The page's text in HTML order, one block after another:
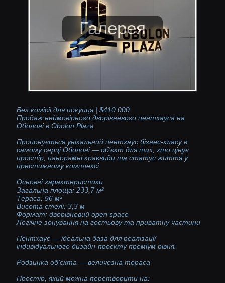
Без комісії для покупця | $410 000
Продаж неймовірного дворівневого пентхауса на
Оболоні в Obolon Plaza
Пропонується унікальний пентхаус бізнес-класу в
самому серці Оболоні — об’єкт для тих, хто цінує
простір, панорамні краєвиди та статус життя у
престижному комплексі.
Основні характеристики
Загальна площа: 233,7 м²
Тераса: 96 м²
Висота стелі: 3,3 м
Формат: дворівневий open space
Логічне зонування на гостьову та приватну частини
Пентхаус — ідеальна база для реалізації
індивідуального дизайн-проєкту преміум рівня.
Родзинка об’єкта — величезна тераса
Простір, який можна перетворити на: